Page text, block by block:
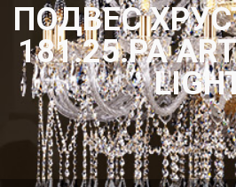
ПОДВЕС
181.25.PA